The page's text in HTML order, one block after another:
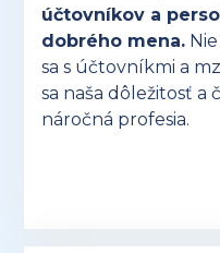
účtovníkov a
dobrého mena.
sa s účtovníkmi a
sa naša dôležitosť a
náročná profesia.